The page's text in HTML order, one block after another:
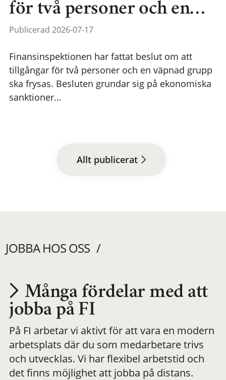
för två personer och en…
Publicerad 2026-07-17
Finansinspektionen har fattat beslut om att
tillgångar för två personer och en väpnad grupp
ska frysas. Besluten grundar sig på ekonomiska
sanktioner…
Allt publicerat
JOBBA HOS OSS
Utvecklas på en
meningsfull och
flexibel
Många fördelar med att
jobba på FI
På FI arbetar vi aktivt för att vara en modern
arbetsplats där du som medarbetare trivs
och utvecklas. Vi har flexibel arbetstid och
det finns möjlighet att jobba på distans.